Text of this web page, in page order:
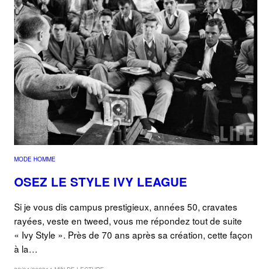
MODE HOMME
OSEZ LE STYLE IVY LEAGUE
Si je vous dis campus prestigieux, années 50, cravates
rayées, veste en tweed, vous me répondez tout de suite
« Ivy Style ». Près de 70 ans après sa création, cette façon
à la…